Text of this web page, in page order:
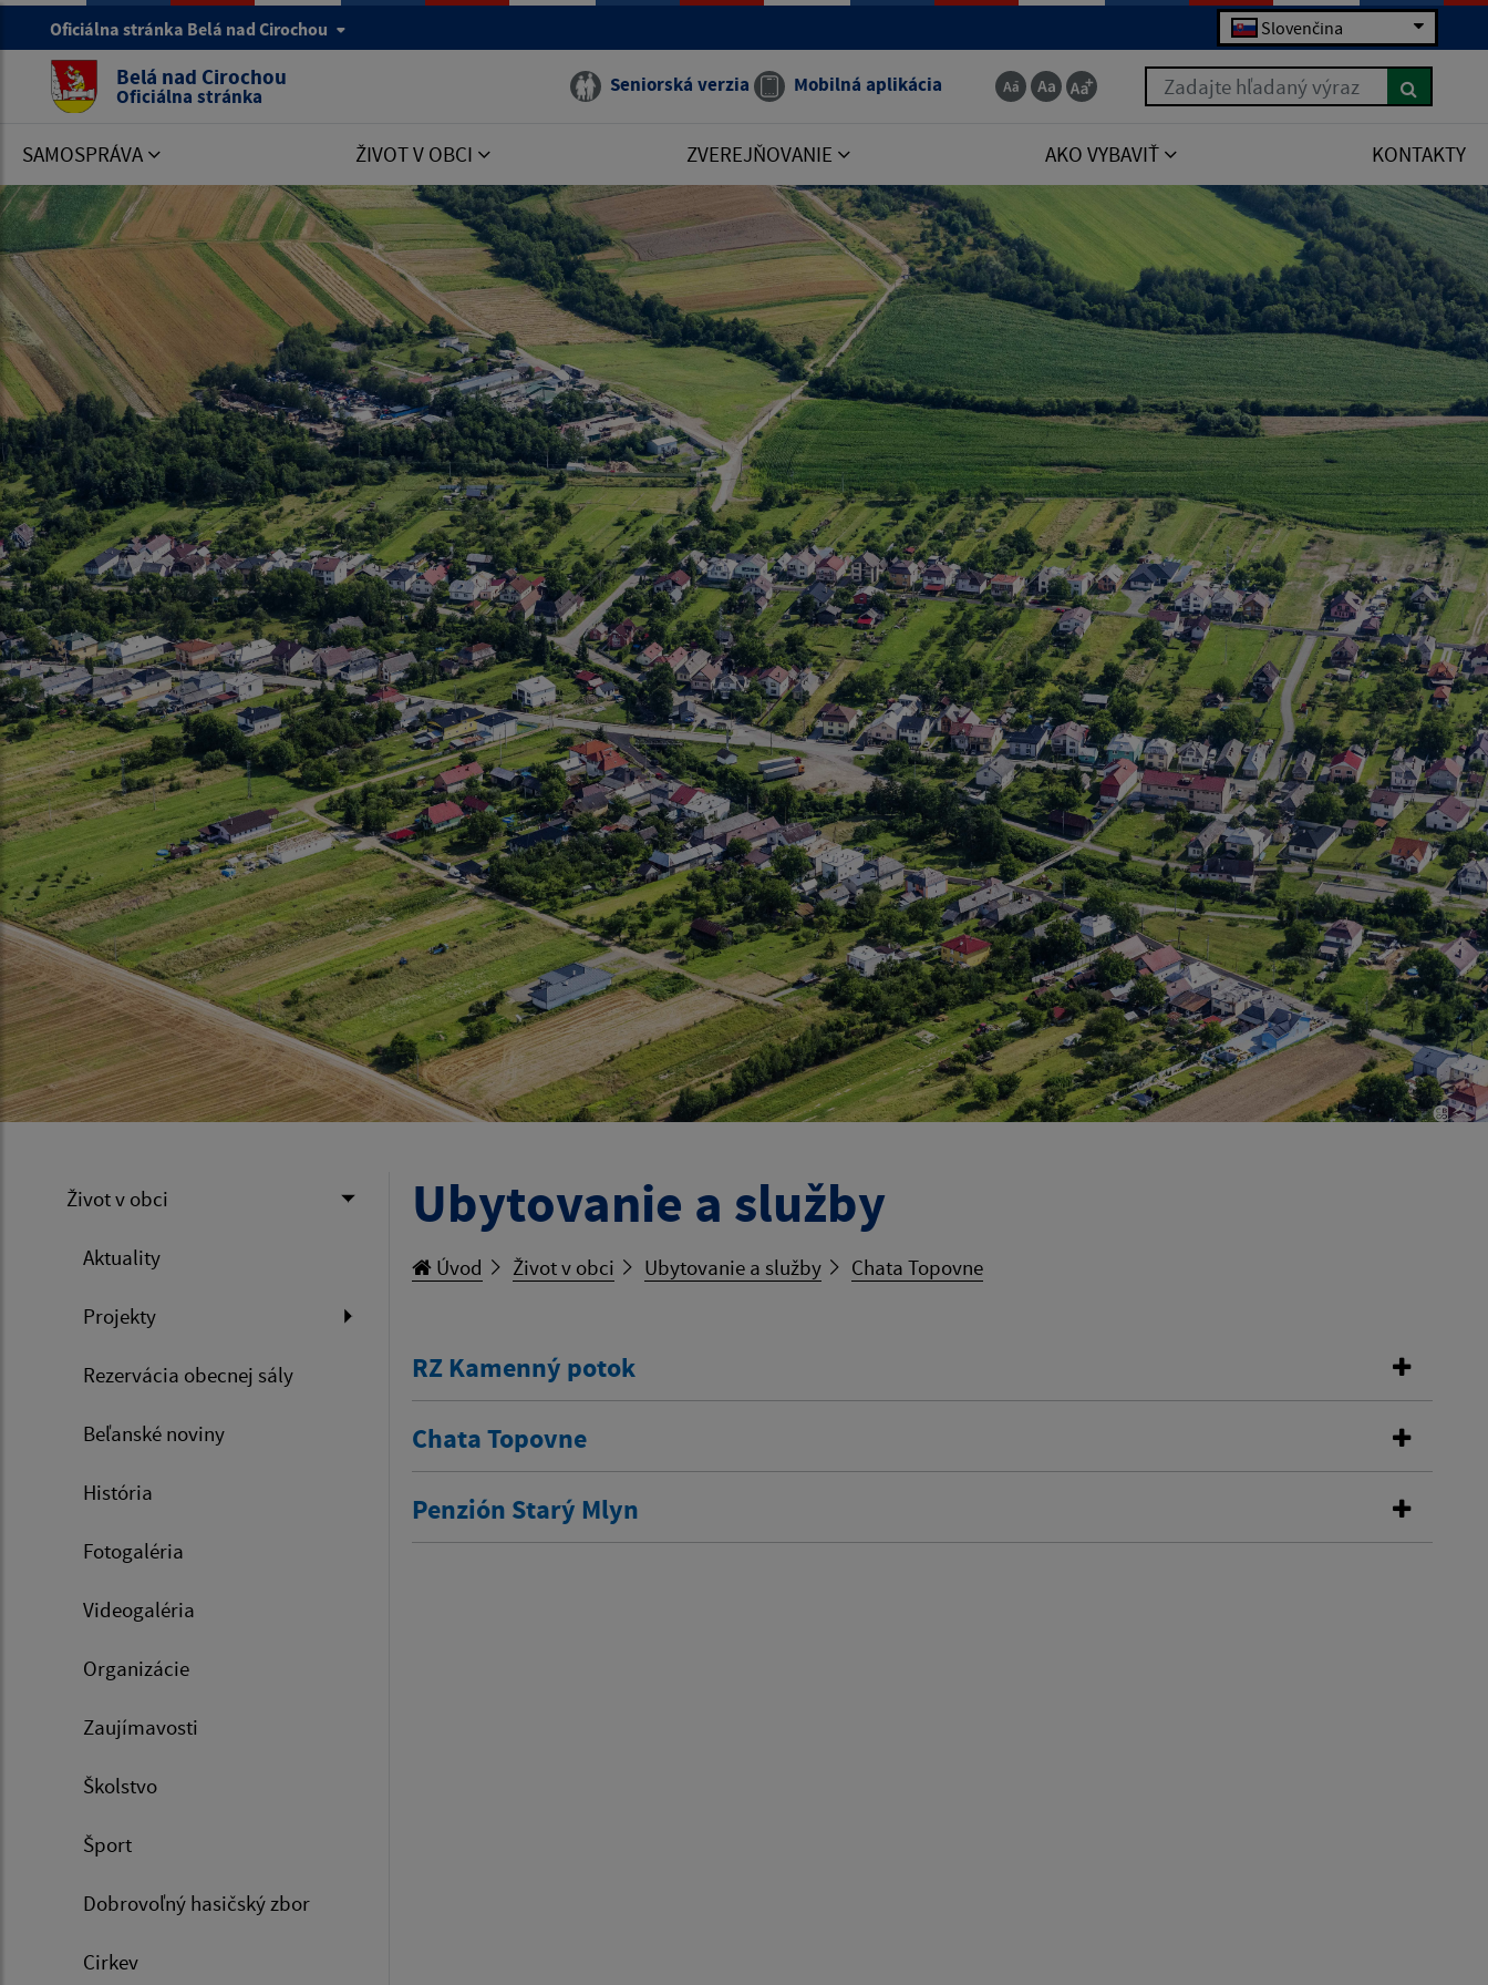
Oficiálna stránka Belá nad Cirochou Slovenčina
Belá nad Cirochou
Oficiálna stránka Seniorská verzia Mobilná aplikácia Zadajte hľadaný výraz
SAMOSPRÁVA ŽIVOT V OBCI ZVEREJŇOVANIE AKO VYBAVIŤ KONTAKTY
Život v obci
Aktuality
Projekty
Rezervácia obecnej sály
Beľanské noviny
História
Fotogaléria
Videogaléria
Organizácie
Zaujímavosti
Školstvo
Šport
Dobrovoľný hasičský zbor
Cirkev
Ubytovanie a služby
Úvod Život v obci Ubytovanie a služby Chata Topovne
RZ Kamenný potok
Chata Topovne
Penzión Starý Mlyn